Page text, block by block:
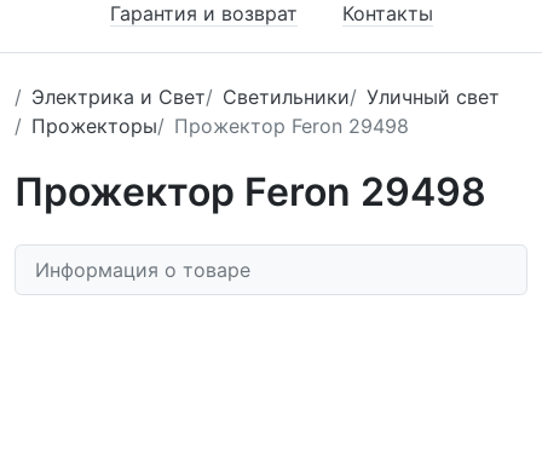
Гарантия и возврат
Контакты
Электрика и Свет Светильники
Уличный свет
Прожекторы
Прожектор Feron 29498
Прожектор Feron 29498
Информация о товаре